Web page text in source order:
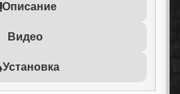
Описание
Видео
Установка